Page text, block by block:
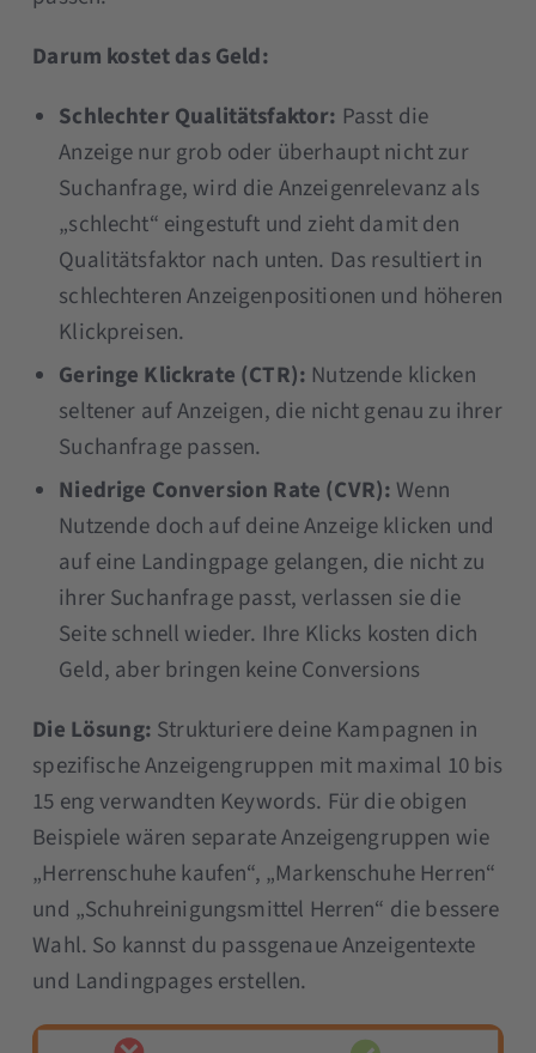
Darum kostet das Geld:
Schlechter Qualitätsfaktor: Passt die
Anzeige nur grob oder überhaupt nicht zur
Suchanfrage, wird die Anzeigenrelevanz als
„schlecht“ eingestuft und zieht damit den
Qualitätsfaktor nach unten. Das resultiert in
schlechteren Anzeigenpositionen und höheren
Klickpreisen.
Geringe Klickrate (CTR): Nutzende klicken
seltener auf Anzeigen, die nicht genau zu ihrer
Suchanfrage passen.
Niedrige Conversion Rate (CVR):Wenn
Nutzende doch auf deine Anzeige klicken und
auf eine Landingpage gelangen, die nicht zu
ihrer Suchanfrage passt, verlassen sie die
Seite schnell wieder. Ihre Klicks kosten dich
Geld, aber bringen keine Conversions
Die Lösung: Strukturiere deine Kampagnen in
spezifische Anzeigengruppen mit maximal 10 bis
15 eng verwandten Keywords. Für die obigen
Beispiele wären separate Anzeigengruppen wie
„Herrenschuhe kaufen“, „Markenschuhe Herren“
und „Schuhreinigungsmittel Herren“ die bessere
Wahl. So kannst du passgenaue Anzeigentexte
und Landingpages erstellen.